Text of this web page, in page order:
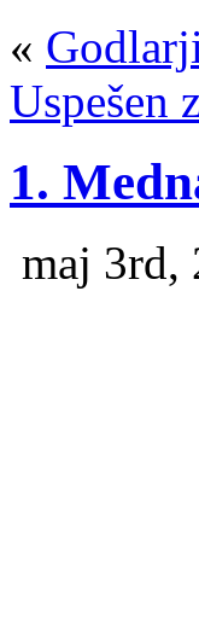
«
Uspešen
1.
maj 3rd,